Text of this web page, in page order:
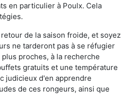
en particulier à Poulx. Cela
de la saison froide, et soyez
ne tarderont pas à se réfugier
proches, à la recherche
gratuits et une température
judicieux d'en apprendre
de ces rongeurs, ainsi que